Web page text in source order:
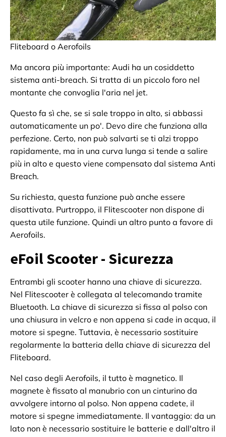
Fliteboard o Aerofoils
Ma ancora più importante: Audi ha un cosiddetto
sistema anti-breach. Si tratta di un piccolo foro nel
montante che convoglia l'aria nel jet.
Questo fa sì che, se si sale troppo in alto, si abbassi
automaticamente un po'. Devo dire che funziona alla
perfezione. Certo, non può salvarti se ti alzi troppo
rapidamente, ma in una curva lunga si tende a salire
più in alto e questo viene compensato dal sistema Anti
Breach.
Su richiesta, questa funzione può anche essere
disattivata. Purtroppo, il Flitescooter non dispone di
questa utile funzione. Quindi un altro punto a favore di
Aerofoils.
eFoil Scooter - Sicurezza
Entrambi gli scooter hanno una chiave di sicurezza.
Nel Flitescooter è collegata al telecomando tramite
Bluetooth. La chiave di sicurezza si fissa al polso con
una chiusura in velcro e non appena si cade in acqua, il
motore si spegne. Tuttavia, è necessario sostituire
regolarmente la batteria della chiave di sicurezza del
Fliteboard.
Nel caso degli Aerofoils, il tutto è magnetico. Il
magnete è fissato al manubrio con un cinturino da
avvolgere intorno al polso. Non appena cadete, il
motore si spegne immediatamente. Il vantaggio: da un
lato non è necessario sostituire le batterie e dall'altro il